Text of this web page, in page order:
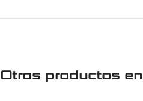
Otros productos en